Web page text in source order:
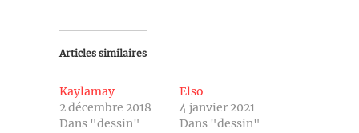
Articles similaires
Kaylamay
2 décembre 2018
Dans "dessin"
Elso
4 janvier 2021
Dans "dessin"